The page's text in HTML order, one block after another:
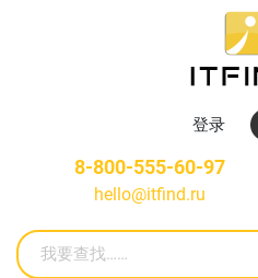
登录
8-800-555-60-97
hello@itfind.ru